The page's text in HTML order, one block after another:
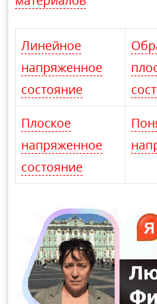
Линейное
напряженное
состояние
Плоское
напряженное
состояние